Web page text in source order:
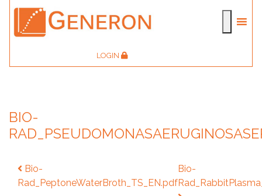
LOGIN
BIO-
Navigazione
articoli
Bio-
Rad_PeptoneWaterBroth_TS_EN.pdf
Bio-